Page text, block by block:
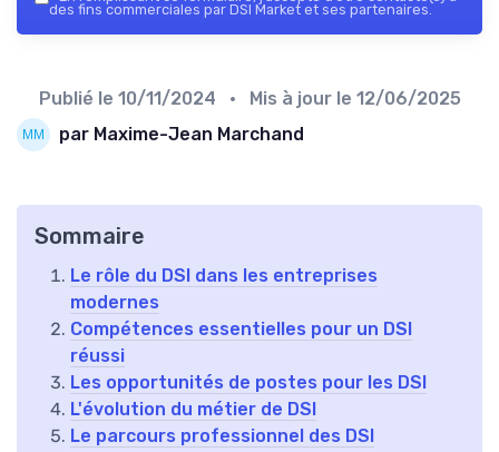
des fins commerciales par DSI Market et ses partenaires.
Publié le 10/11/2024 • Mis à jour le 12/06/2025
par Maxime-Jean Marchand
Sommaire
Le rôle du DSI dans les entreprises
modernes
Compétences essentielles pour un DSI
réussi
Les opportunités de postes pour les DSI
L'évolution du métier de DSI
Le parcours professionnel des DSI